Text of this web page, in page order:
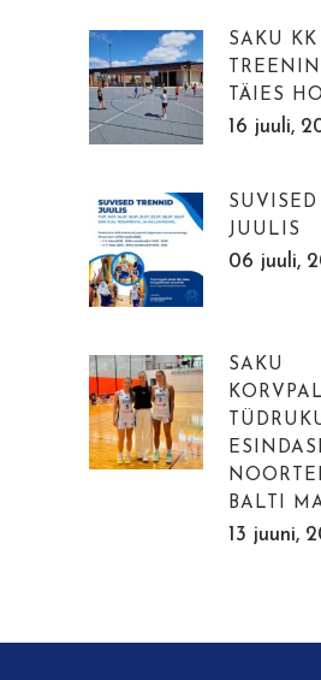
SAKU
TÄIES
16 juuli,
JUULIS
06 juuli,
SAKU
BALTI
13 juuni,